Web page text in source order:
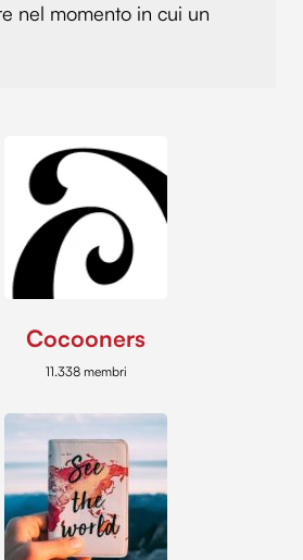
nel momento in cui un
Cocooners
11.338 membri